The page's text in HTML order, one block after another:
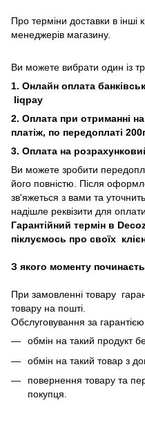
Про терміни доставки в інші
менеджерів магазину.
Ви можете вибрати один із
1. Онлайн оплата
liqpay
2. Оплата при отриманні
платіж, по передоплаті
3. Оплата на
Ви можете зробити
його повністю. Після
зв'яжеться з вами та
надішле реквізити для оплати.
Гарантійний термін в
піклуємось про своїх
З якого моменту
При замовленні товару
товару на пошті.
Обслуговування за
обмін на такий продукт
обмін на такий товар з
повернення товару та
покупця.